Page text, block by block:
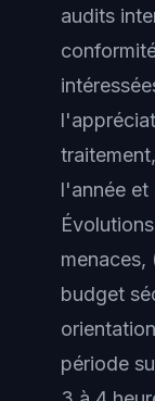
audits
l'année et
menaces,
budget
période